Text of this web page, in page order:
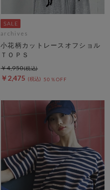
archives
小花柄カットレースオフショル
ＴＯＰＳ
￥2,475 50％OFF
￥4,950